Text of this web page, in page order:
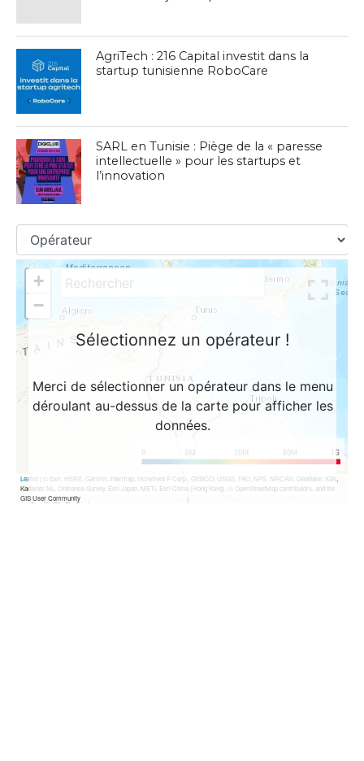
AgriTech : 216 Capital investit dans la
startup tunisienne RoboCare
SARL en Tunisie : Piège de la « paresse
intellectuelle » pour les startups et
l’innovation